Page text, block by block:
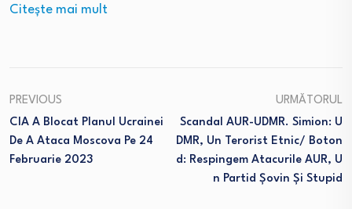
Citeşte mai mult
PREVIOUS
CIA A Blocat Planul Ucrainei
De A Ataca Moscova Pe 24
Februarie 2023
URMĂTORUL
Scandal AUR-UDMR. Simion: U
DMR, Un Terorist Etnic/ Boton
D: Respingem Atacurile AUR, U
N Partid Șovin Și Stupid